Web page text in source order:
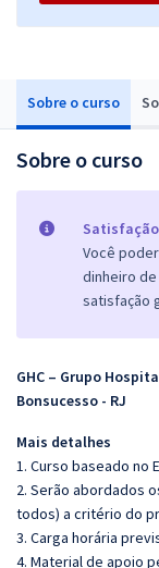
Sobre o curso
Sobre o curso
Você
dinheiro de
satisfação
GHC – Grupo
Bonsucesso - RJ
Mais detalhes
1. Curso baseado no
2. Serão abordados
todos) a critério do
3. Carga horária
4. Material de apoio